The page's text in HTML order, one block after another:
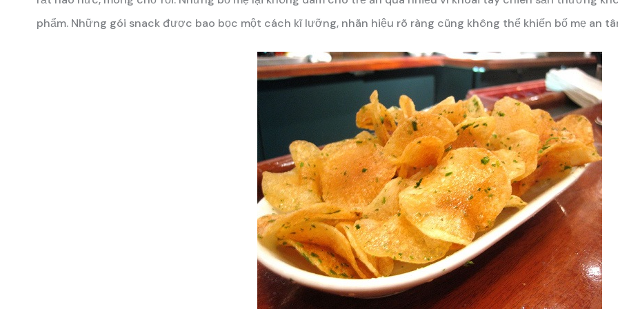
phẩm. Những gói snack được bao bọc một cách kĩ lưỡng, nhãn hiệu rõ ràng cũng không thể khiến bố mẹ an